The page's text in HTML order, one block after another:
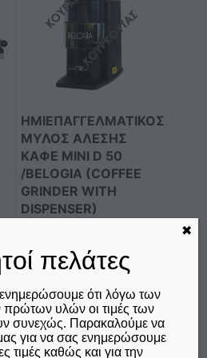
ΗΜΙΕΠΑΓΓΕΛΜΑΤΙΚΟΣ
ΜΥΛΟΣ ΑΛΕΣΗΣ
ΚΑΦΕ MINI D 50
/BELOGIA (COFFEE
GRINDER WITH
DISPENSER)
δεν συμπεριλαμβάνεται ο
Φ.Π.Α. 24%
Προσθήκη στο καλάθι
Σύγκριση
πελάτες
ότι λόγω των
υλών οι τιμές των
συνεχώς. Παρακαλούμε να
μας για να σας ενημερώσουμε
τιμές καθώς και για την
✖